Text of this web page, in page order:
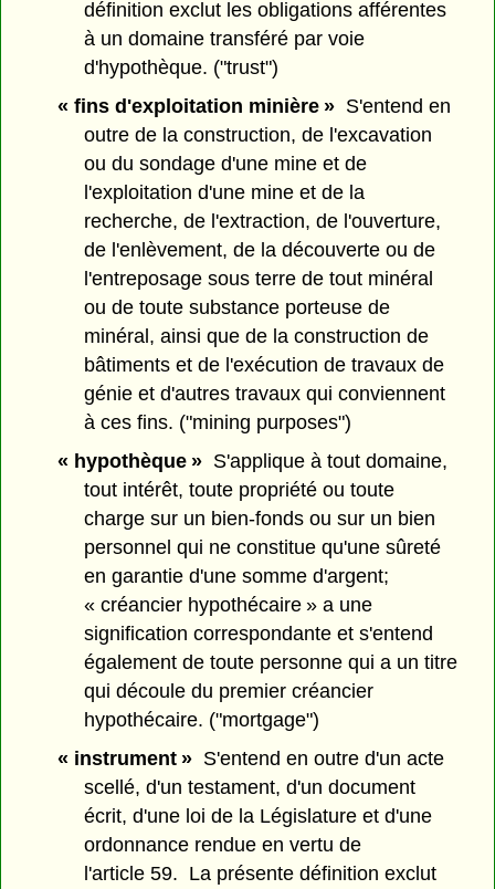
définition exclut les obligations afférentes
à un domaine transféré par voie
d'hypothèque. ("trust")
« fins d'exploitation minière »S'entend en
outre de la construction, de l'excavation
ou du sondage d'une mine et de
l'exploitation d'une mine et de la
recherche, de l'extraction, de l'ouverture,
de l'enlèvement, de la découverte ou de
l'entreposage sous terre de tout minéral
ou de toute substance porteuse de
minéral, ainsi que de la construction de
bâtiments et de l'exécution de travaux de
génie et d'autres travaux qui conviennent
à ces fins. ("mining purposes")
« hypothèque »S'applique à tout domaine,
tout intérêt, toute propriété ou toute
charge sur un bien-fonds ou sur un bien
personnel qui ne constitue qu'une sûreté
en garantie d'une somme d'argent;
« créancier hypothécaire » a une
signification correspondante et s'entend
également de toute personne qui a un titre
qui découle du premier créancier
hypothécaire. ("mortgage")
« instrument »S'entend en outre d'un acte
scellé, d'un testament, d'un document
écrit, d'une loi de la Législature et d'une
ordonnance rendue en vertu de
l'article 59. La présente définition exclut